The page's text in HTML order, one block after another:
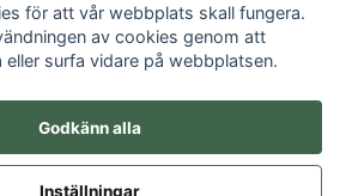
för att vår webbplats skall fungera.
av cookies genom att
eller surfa vidare på webbplatsen.
Godkänn alla
Inställningar